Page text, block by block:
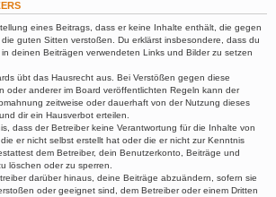
eines Beitrags, dass er keine Inhalte enthält, die gegen
guten Sitten verstoßen. Du erklärst insbesondere, dass du
deinen Beiträgen verwendeten Links und Bilder zu setzen
übt das Hausrecht aus. Bei Verstößen gegen diese
oder anderer im Board veröffentlichten Regeln kann der
zeitweise oder dauerhaft von der Nutzung dieses
dir ein Hausverbot erteilen.
dass der Betreiber keine Verantwortung für die Inhalte von
er nicht selbst erstellt hat oder die er nicht zur Kenntnis
dem Betreiber, dein Benutzerkonto, Beiträge und
löschen oder zu sperren.
darüber hinaus, deine Beiträge abzuändern, sofern sie
oder geeignet sind, dem Betreiber oder einem Dritten